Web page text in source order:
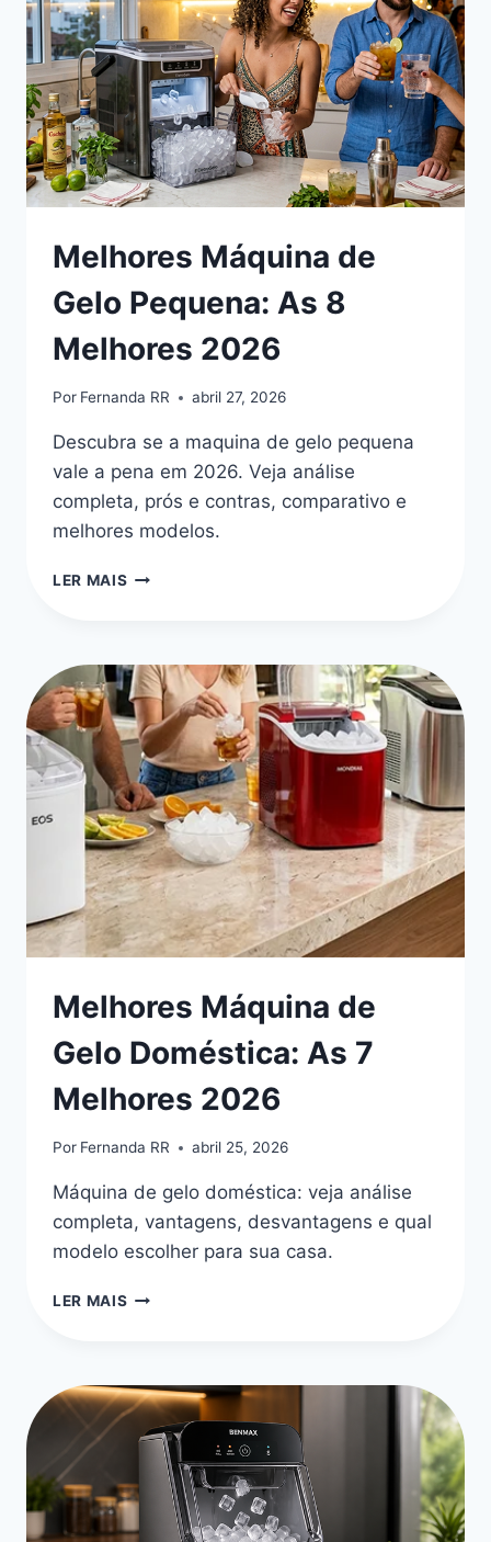
Melhores Máquina de
Gelo Pequena: As 8
Melhores 2026
Por Fernanda RR abril 27, 2026
Descubra se a maquina de gelo pequena
vale a pena em 2026. Veja análise
completa, prós e contras, comparativo e
melhores modelos.
LER MAIS MELHORES
PEQUENA:
AS
8
MELHORES
2026
Melhores Máquina de
Gelo Doméstica: As 7
Melhores 2026
Por Fernanda RR abril 25, 2026
Máquina de gelo doméstica: veja análise
completa, vantagens, desvantagens e qual
modelo escolher para sua casa.
LER MAIS MELHORES
DOMÉSTICA:
AS
MELHORES
2026